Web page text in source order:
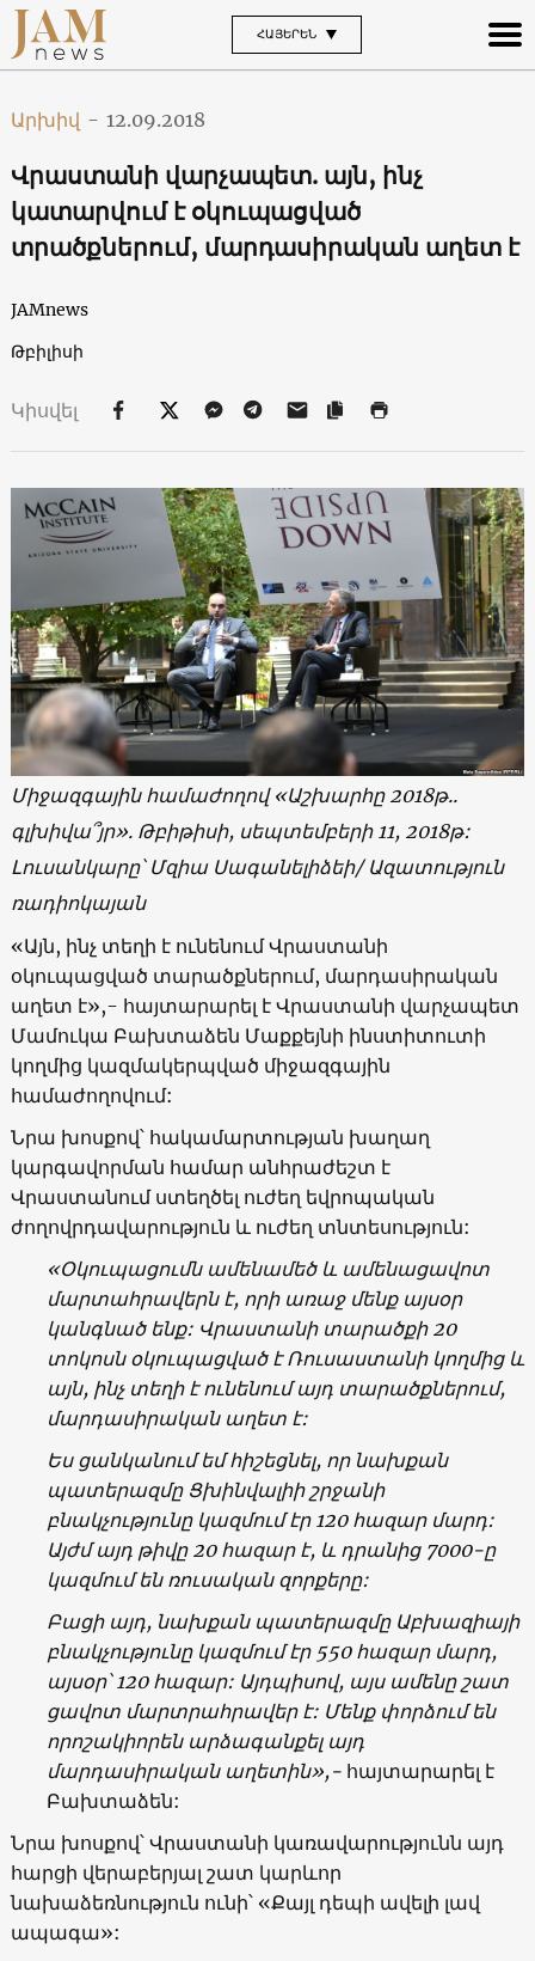
ՀԱՅԵՐԵՆ
Արխիվ - 12.09.2018
Վրաստանի վարչապետ. այն, ինչ
կատարվում է օկուպացված
տրածքներում, մարդասիրական աղետ է
JAMnews
Թբիլիսի
Կիսվել
Միջազգային համաժողով «Աշխարհը 2018թ..
գլխիվա՞յր». Թբիթիսի, սեպտեմբերի 11, 2018թ:
Լուսանկարը՝ Մզիա Սագանելիձեի/ Ազատություն
ռադիոկայան
«Այն, ինչ տեղի է ունենում Վրաստանի
օկուպացված տարածքներում, մարդասիրական
աղետ է»,- հայտարարել է Վրաստանի վարչապետ
Մամուկա Բախտաձեն Մաքքեյնի ինստիտուտի
կողմից կազմակերպված միջազգային
համաժողովում:
Նրա խոսքով՝ հակամարտության խաղաղ
կարգավորման համար անհրաժեշտ է
Վրաստանում ստեղծել ուժեղ եվրոպական
ժողովրդավարություն և ուժեղ տնտեսություն:
«Օկուպացումն ամենամեծ և ամենացավոտ
մարտահրավերն է, որի առաջ մենք այսօր
կանգնած ենք: Վրաստանի տարածքի 20
տոկոսն օկուպացված է Ռուսաստանի կողմից և
այն, ինչ տեղի է ունենում այդ տարածքներում,
մարդասիրական աղետ է:
Ես ցանկանում եմ հիշեցնել, որ նախքան
պատերազմը Ցխինվալիի շրջանի
բնակչությունը կազմում էր 120 հազար մարդ:
Այժմ այդ թիվը 20 հազար է, և դրանից 7000-ը
կազմում են ռուսական զորքերը:
Բացի այդ, նախքան պատերազմը Աբխազիայի
բնակչությունը կազմում էր 550 հազար մարդ,
այսօր՝ 120 հազար: Այդպիսով, այս ամենը շատ
ցավոտ մարտրահրավեր է: Մենք փորձում են
որոշակիորեն արձագանքել այդ
մարդասիրական աղետին»,-հայտարարել է
Բախտաձեն:
Նրա խոսքով՝ Վրաստանի կառավարությունն այդ
հարցի վերաբերյալ շատ կարևոր
նախաձեռնություն ունի՝ «Քայլ դեպի ավելի լավ
ապագա»: